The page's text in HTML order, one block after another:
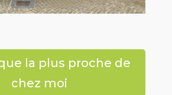
la plus proche de
chez moi